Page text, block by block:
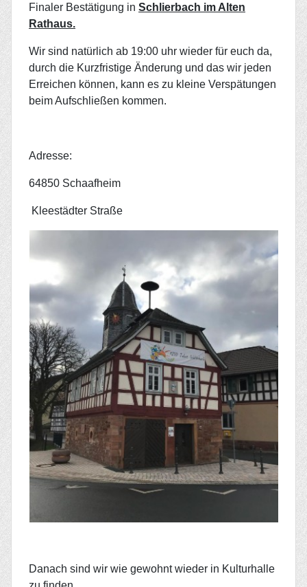
Finaler Bestätigung in Schlierbach im Alten
Rathaus.
Wir sind natürlich ab 19:00 uhr wieder für euch da,
durch die Kurzfristige Änderung und das wir jeden
Erreichen können, kann es zu kleine Verspätungen
beim Aufschließen kommen.
Adresse:
64850 Schaafheim
Kleestädter Straße
Danach sind wir wie gewohnt wieder in Kulturhalle